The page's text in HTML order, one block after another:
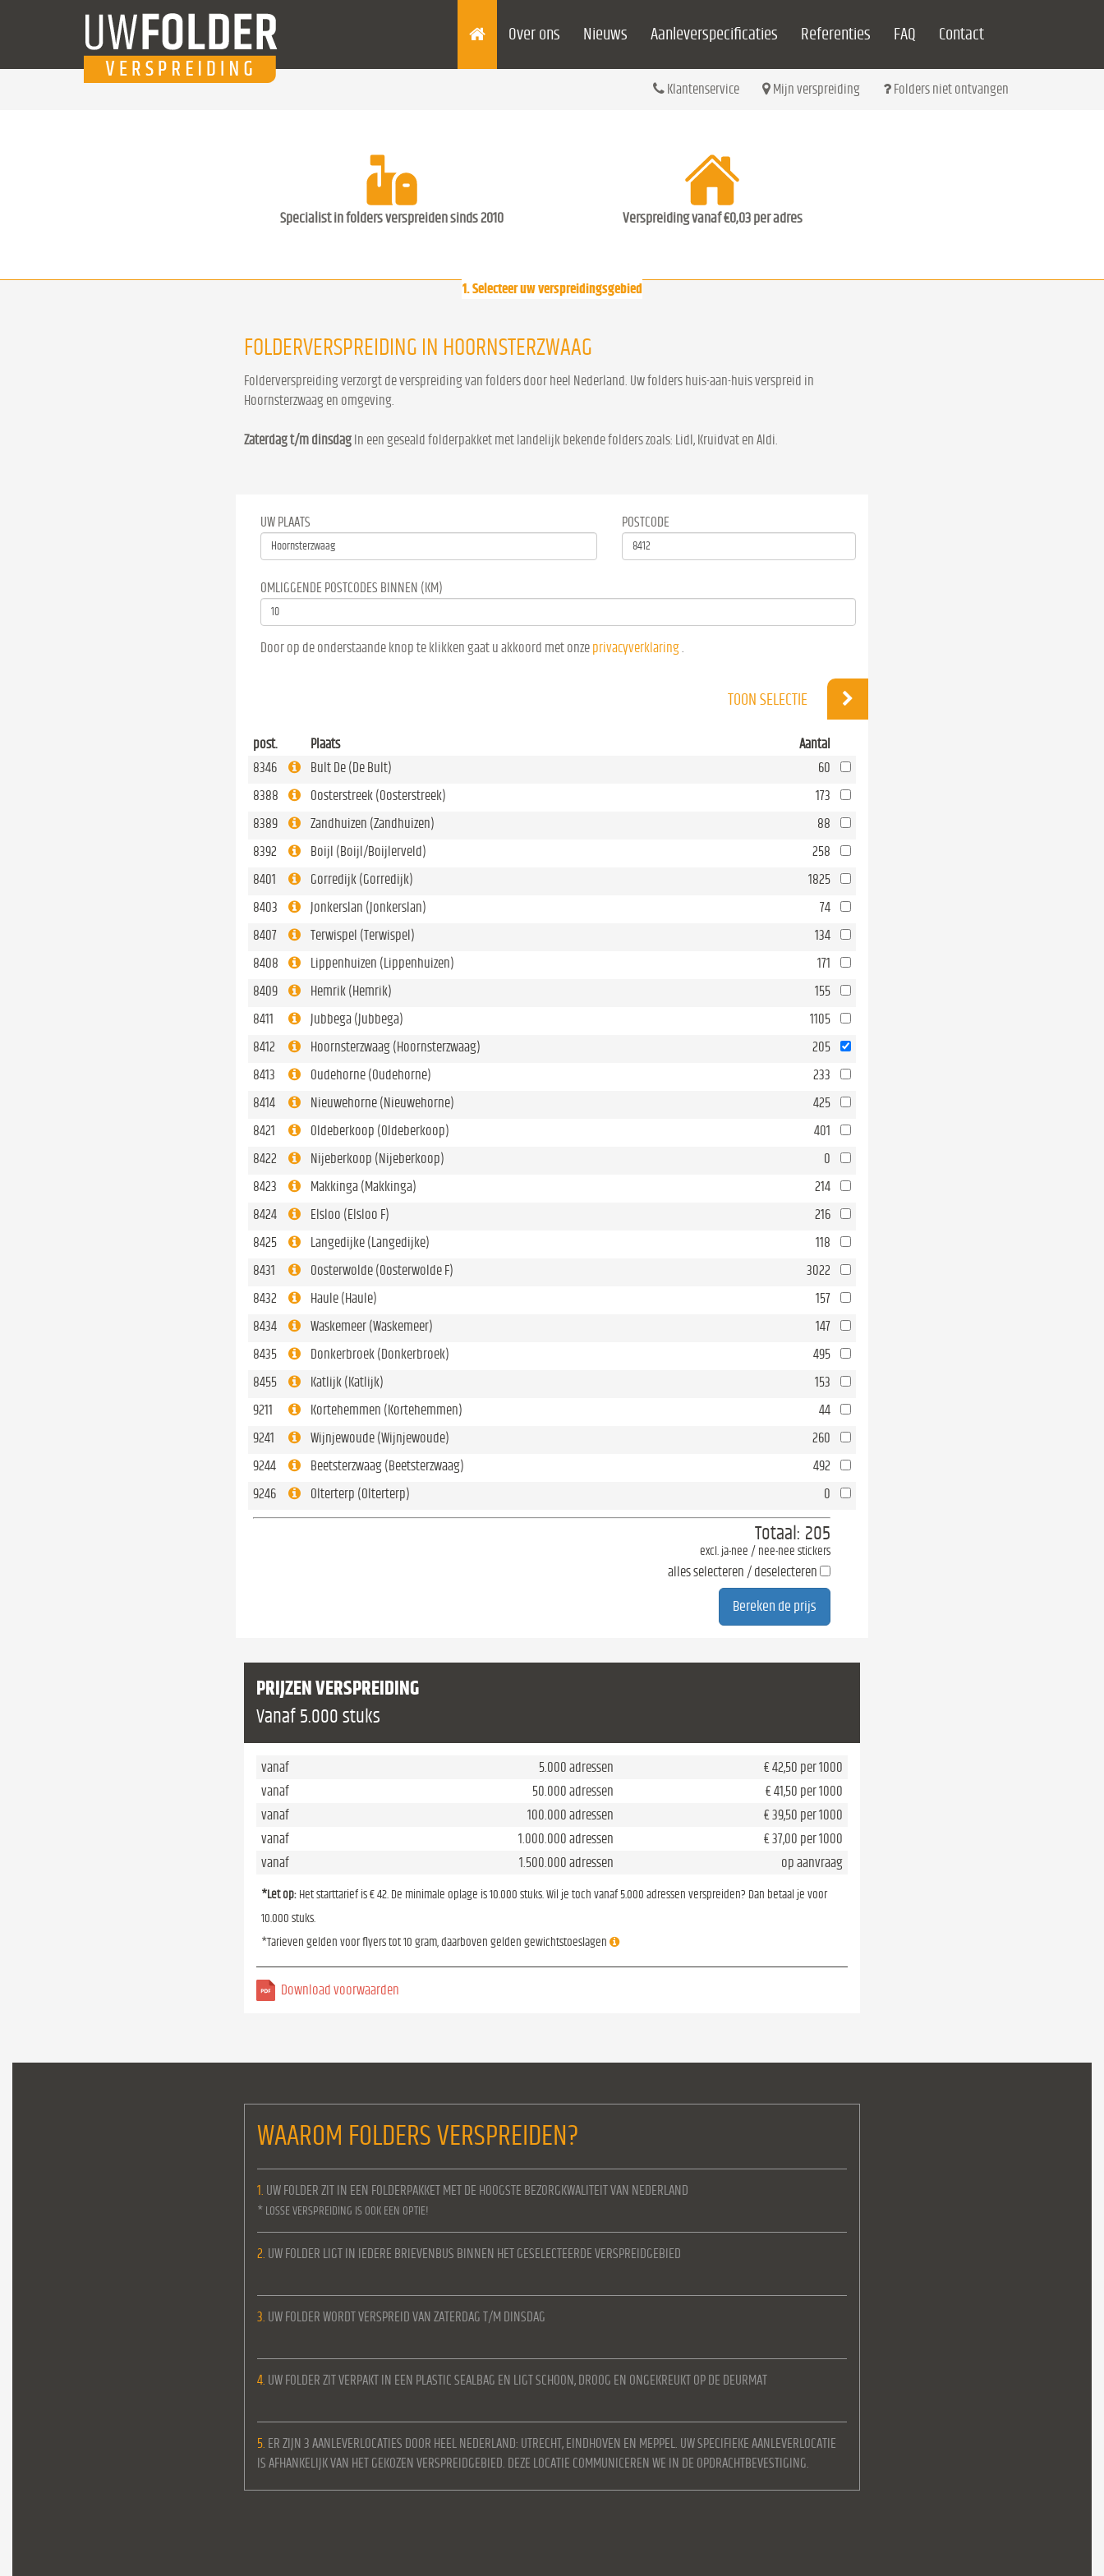
Over ons Nieuws Aanleverspecificaties Referenties FAQ Contact
Klantenservice Mijn verspreiding Folders niet ontvangen
Specialist in folders verspreiden sinds 2010 Verspreiding vanaf €0,03 per adres
1. Selecteer uw verspreidingsgebied
FOLDERVERSPREIDING IN HOORNSTERZWAAG
Folderverspreiding verzorgt de verspreiding van folders door heel Nederland. Uw folders huis-aan-huis verspreid in
Hoornsterzwaag en omgeving.
Zaterdag t/m dinsdag In een geseald folderpakket met landelijk bekende folders zoals: Lidl, Kruidvat en Aldi.
UW PLAATS POSTCODE
OMLIGGENDE POSTCODES BINNEN (KM)
Door op de onderstaande knop te klikken gaat u akkoord met onze privacyverklaring
TOON SELECTIE
post. Plaats
Aantal
8346
Bult De (De Bult)
60
8388
Oosterstreek (Oosterstreek)
173
8389
Zandhuizen (Zandhuizen)
88
8392
Boijl (Boijl/Boijlerveld)
258
8401
Gorredijk (Gorredijk)
1825
8403
Jonkerslan (Jonkerslan)
74
8407
Terwispel (Terwispel)
134
8408
Lippenhuizen (Lippenhuizen)
171
8409
Hemrik (Hemrik)
155
8411
Jubbega (Jubbega)
1105
8412
Hoornsterzwaag (Hoornsterzwaag)
205
8413
Oudehorne (Oudehorne)
233
8414
Nieuwehorne (Nieuwehorne)
425
8421
Oldeberkoop (Oldeberkoop)
401
8422
Nijeberkoop (Nijeberkoop)
0
8423
Makkinga (Makkinga)
214
8424
Elsloo (Elsloo F)
216
8425
Langedijke (Langedijke)
118
8431
Oosterwolde (Oosterwolde F)
3022
8432
Haule (Haule)
157
8434
Waskemeer (Waskemeer)
147
8435
Donkerbroek (Donkerbroek)
495
8455
Katlijk (Katlijk)
153
9211
Kortehemmen (Kortehemmen)
44
9241
Wijnjewoude (Wijnjewoude)
260
9244
Beetsterzwaag (Beetsterzwaag)
492
9246
Olterterp (Olterterp) 0
Totaal: 205
excl. ja-nee / nee-nee stickers
alles selecteren / deselecteren
PRIJZEN VERSPREIDING
Vanaf 5.000 stuks
vanaf 5.000 adressen
€ 42,50 per 1000
vanaf
50.000 adressen
€ 41,50 per 1000
vanaf
100.000 adressen
€ 39,50 per 1000
vanaf
1.000.000 adressen
€ 37,00 per 1000
vanaf
1.500.000 adressen op aanvraag
*Let op: Het starttarief is € 42. De minimale oplage is 10.000 stuks. Wil je toch vanaf 5.000 adressen verspreiden? Dan betaal je voor
10.000 stuks.
*Tarieven gelden voor flyers tot 10 gram, daarboven gelden gewichtstoeslagen
Download voorwaarden
WAAROM FOLDERS VERSPREIDEN?
1. UW FOLDER ZIT IN EEN FOLDERPAKKET MET DE HOOGSTE BEZORGKWALITEIT VAN NEDERLAND
* LOSSE VERSPREIDING IS OOK EEN OPTIE!
2. UW FOLDER LIGT IN IEDERE BRIEVENBUS BINNEN HET GESELECTEERDE VERSPREIDGEBIED
3. UW FOLDER WORDT VERSPREID VAN ZATERDAG T/M DINSDAG
4. UW FOLDER ZIT VERPAKT IN EEN PLASTIC SEALBAG EN LIGT SCHOON, DROOG EN ONGEKREUKT OP DE DEURMAT
5. ER ZIJN 3 AANLEVERLOCATIES DOOR HEEL NEDERLAND: UTRECHT, EINDHOVEN EN MEPPEL. UW SPECIFIEKE AANLEVERLOCATIE
IS AFHANKELIJK VAN HET GEKOZEN VERSPREIDGEBIED. DEZE LOCATIE COMMUNICEREN WE IN DE OPDRACHTBEVESTIGING.